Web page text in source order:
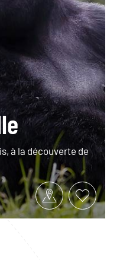
à la découverte de